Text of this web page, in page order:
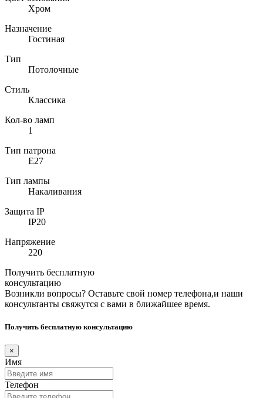
Хром
Назначение
Гостиная
Тип
Потолочные
Стиль
Классика
Кол-во ламп
1
Тип патрона
E27
Тип лампы
Накаливания
Защита IP
IP20
Напряжение
220
Получить бесплатную
консультацию
Возникли вопросы? Оставьте свой номер телефона,и наши
консультанты свяжутся с вами в ближайшее время.
Получить бесплатную консультацию
×
Имя
Телефон